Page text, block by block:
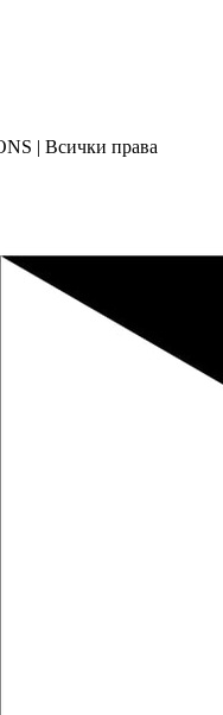
| Всички права